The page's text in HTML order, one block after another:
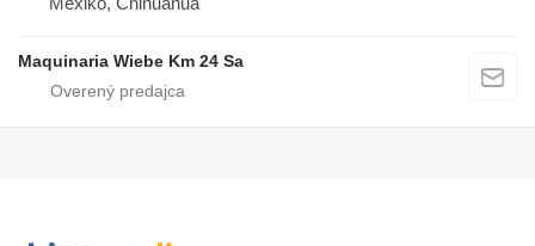
Maquinaria Wiebe Km 24 Sa